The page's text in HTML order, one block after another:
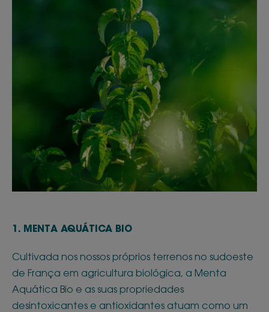
1. MENTA AQUÁTICA BIO
Cultivada nos nossos próprios terrenos no sudoeste
de França em agricultura biológica, a Menta
Aquática Bio e as suas propriedades
desintoxicantes e antioxidantes atuam como um